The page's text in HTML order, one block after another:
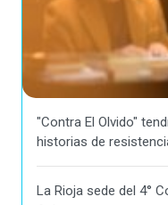
"Contra El Olvido"
historias de
La Rioja sede del 4°